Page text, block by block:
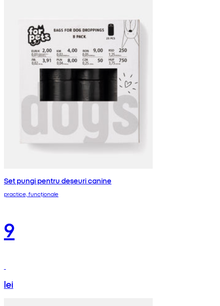
Set pungi pentru deșeuri canine
practice, funcționale
9
lei